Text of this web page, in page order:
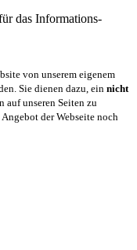
das Informations-
von unserem eigenem
Sie dienen dazu, ein nicht
auf unseren Seiten zu
der Webseite noch